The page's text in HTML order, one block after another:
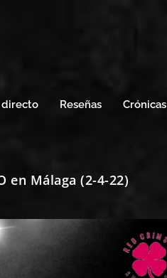
directo Reseñas Crónicas
en Málaga (2-4-22)